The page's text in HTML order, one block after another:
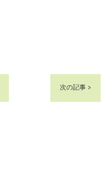
次の記事 >